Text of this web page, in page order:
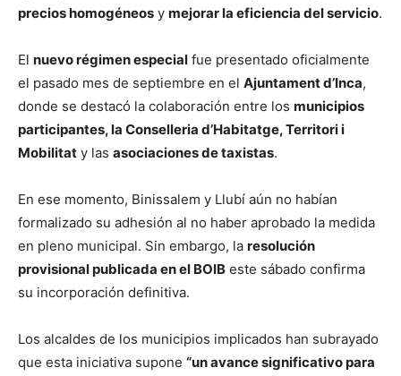
precios homogéneos y mejorar la eficiencia del servicio.
El nuevo régimen especial fue presentado oficialmente
el pasado mes de septiembre en el Ajuntament d’Inca,
donde se destacó la colaboración entre los municipios
participantes, la Conselleria d’Habitatge, Territori i
Mobilitat y las asociaciones de taxistas.
En ese momento, Binissalem y Llubí aún no habían
formalizado su adhesión al no haber aprobado la medida
en pleno municipal. Sin embargo, la resolución
provisional publicada en el BOIB este sábado confirma
su incorporación definitiva.
Los alcaldes de los municipios implicados han subrayado
que esta iniciativa supone “un avance significativo para